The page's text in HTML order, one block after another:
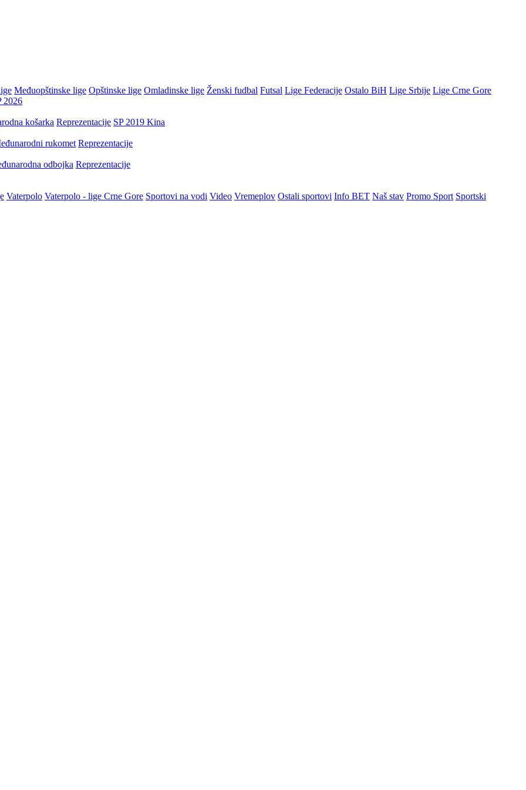
Međuopštinske lige Opštinske lige Omladinske lige Ženski fudbal Futsal Lige Federacije Ostalo BiH Lige Srbije Lige Crne Gore
2026
košarka Reprezentacije SP 2019 Kina
rukomet Reprezentacije
odbojka Reprezentacije
Vaterpolo Vaterpolo - lige Crne Gore Sportovi na vodi Video Vremeplov Ostali sportovi Info BET Naš stav Promo Sport Sportski